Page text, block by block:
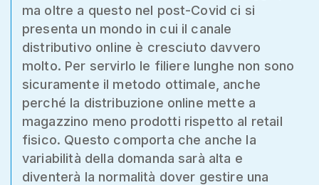
ma oltre a questo nel post-Covid ci si
presenta un mondo in cui il canale
distributivo online è cresciuto davvero
molto. Per servirlo le filiere lunghe non sono
sicuramente il metodo ottimale, anche
perché la distribuzione online mette a
magazzino meno prodotti rispetto al retail
fisico. Questo comporta che anche la
variabilità della domanda sarà alta e
diventerà la normalità dover gestire una